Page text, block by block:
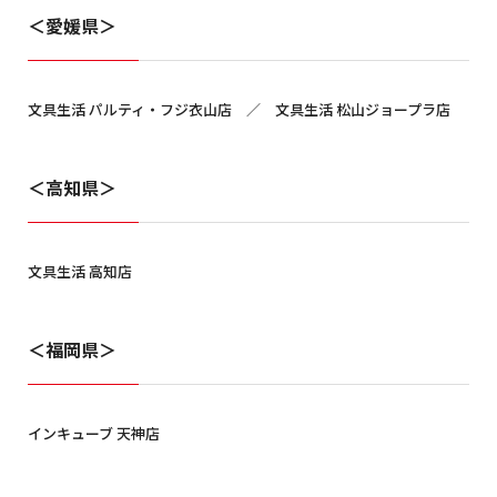
＜愛媛県＞
文具生活 パルティ・フジ衣山店 ／ 文具生活 松山ジョープラ店
＜高知県＞
文具生活 高知店
＜福岡県＞
インキューブ 天神店